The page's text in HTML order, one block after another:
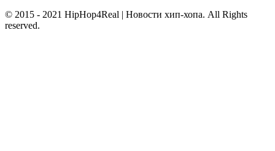
© 2015 - 2021 HipHop4Real | Новости хип-хопа. All Rights
reserved.